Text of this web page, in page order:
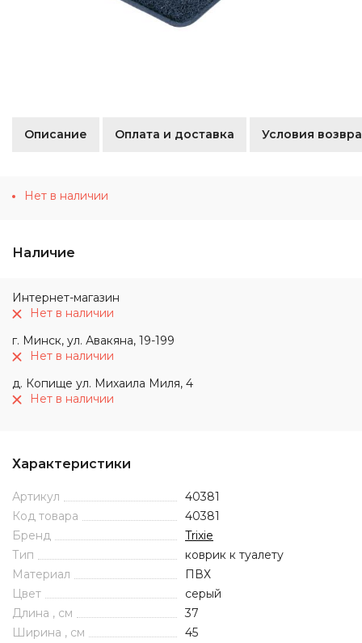
Описание Оплата и доставка Условия
Нет в наличии
Наличие
Интернет-магазин
Нет в наличии
г. Минск, ул. Авакяна, 19-199
Нет в наличии
д. Копище ул. Михаила Миля, 4
Нет в наличии
Характеристики
Артикул
40381
Код товара
40381
Бренд
Trixie
Тип
коврик к туалету
Материал
ПВХ
Цвет
серый
Длина , см
37
Ширина , см
45